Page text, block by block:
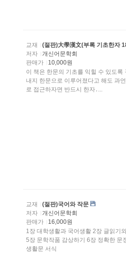
교재
(절판)大學漢文(부록 기초한자
저자
개신어문학회
판매가
10,000원
이 책은 한문의 기초를 익힐 수 있도
내지 한문으로 이루어졌다고 해도 과언이 아니다. 따라서 우리의 전통문화를 학문적으로,
로 접근하자면 반드시 한자․...
교재
(절판)국어와 작문
저자
개신어문학회
판매가
16,000원
1장 대학생활과 국어생활 2장 글읽기와 글쓰기의 기본원리 3.장 학술적 글쓰기 4장 실용적 글쓰기
5장 문학작품 감상하기 6장 정확한 문장 쓰기 부 록 1. 한글 맞춤법 2. 외래어 표기법 3. 상용한자 4.
생활문 서식